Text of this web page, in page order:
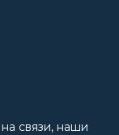
связи, наши